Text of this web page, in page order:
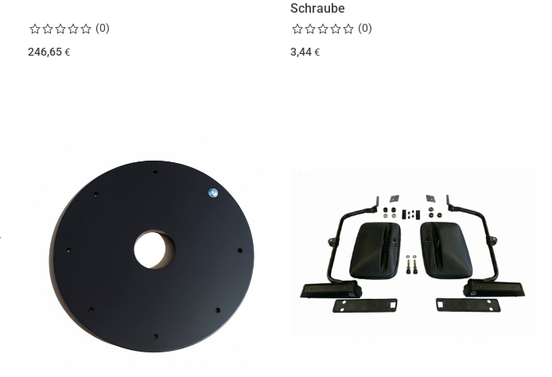
(0)
246,65 €
Schraube
(0)
3,44€